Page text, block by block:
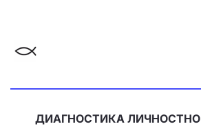
ДИАГНОСТИКА